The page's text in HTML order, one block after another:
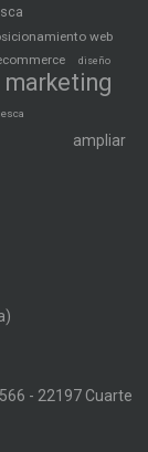
web
diseño
marketing
ampliar
- 22197 Cuarte